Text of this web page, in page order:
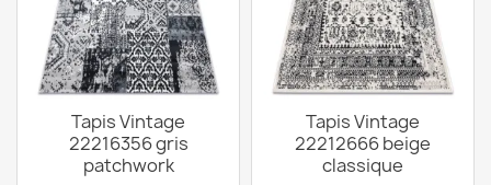
Tapis Vintage
22216356 gris
patchwork
Tapis Vintage
22212666 beige
classique